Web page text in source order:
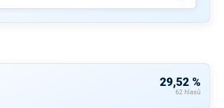
29,52 %
62 hlasů